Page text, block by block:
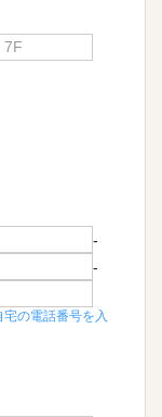
-
-
の電話番号を入